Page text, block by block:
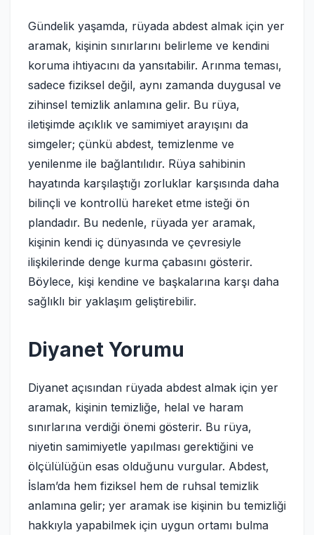
Gündelik yaşamda, rüyada abdest almak için yer
aramak, kişinin sınırlarını belirleme ve kendini
koruma ihtiyacını da yansıtabilir. Arınma teması,
sadece fiziksel değil, aynı zamanda duygusal ve
zihinsel temizlik anlamına gelir. Bu rüya,
iletişimde açıklık ve samimiyet arayışını da
simgeler; çünkü abdest, temizlenme ve
yenilenme ile bağlantılıdır. Rüya sahibinin
hayatında karşılaştığı zorluklar karşısında daha
bilinçli ve kontrollü hareket etme isteği ön
plandadır. Bu nedenle, rüyada yer aramak,
kişinin kendi iç dünyasında ve çevresiyle
ilişkilerinde denge kurma çabasını gösterir.
Böylece, kişi kendine ve başkalarına karşı daha
sağlıklı bir yaklaşım geliştirebilir.
Diyanet Yorumu
Diyanet açısından rüyada abdest almak için yer
aramak, kişinin temizliğe, helal ve haram
sınırlarına verdiği önemi gösterir. Bu rüya,
niyetin samimiyetle yapılması gerektiğini ve
ölçülülüğün esas olduğunu vurgular. Abdest,
İslam’da hem fiziksel hem de ruhsal temizlik
anlamına gelir; yer aramak ise kişinin bu temizliği
hakkıyla yapabilmek için uygun ortamı bulma